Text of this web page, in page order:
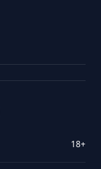
18+